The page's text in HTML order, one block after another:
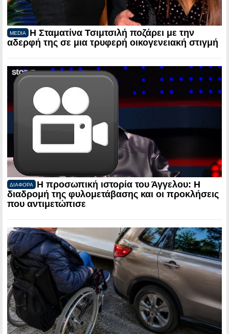
MEDIA
Η Σταματίνα Τσιμτσιλή ποζάρει με την
αδερφή της σε μια τρυφερή οικογενειακή στιγμή
ΔΙΑΦΟΡΑ
Η προσωπική ιστορία του Άγγελου: Η
διαδρομή της φυλομετάβασης και οι προκλήσεις
που αντιμετώπισε